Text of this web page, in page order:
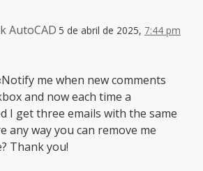
AutoCAD 5 de abril de 2025, 7:44 pm
me when new comments
and now each time a
I get three emails with the same
any way you can remove me
Thank you!